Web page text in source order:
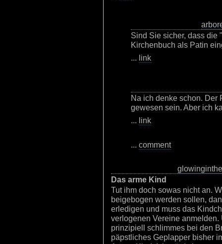
Sind Sie sicher, dass die
Kirchenbuch als Patin
... link
Na ich denke schon. Der
gewesen sein. Aber ich
... link
... comment
Das arme Kind
Tut ihm doch sowas nicht an.
beigebogen werden sollen,
erledigen und muss das
verlogenen Vereine
prinzipiell schlimmes bei den
päpstliches Geplapper bisher